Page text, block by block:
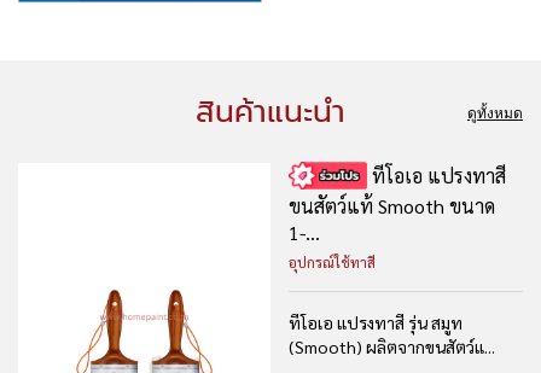
สินค้าแนะนำ ดูทั้งหมด
ทีโอเอ แปรงทาสี
ขนสัตว์แท้ Smooth ขนาด
1-...
อุปกรณ์ใช้ทาสี
ทีโอเอ แปรงทาสี รุ่น สมูท
(Smooth) ผลิตจากขนสัตว์แ...